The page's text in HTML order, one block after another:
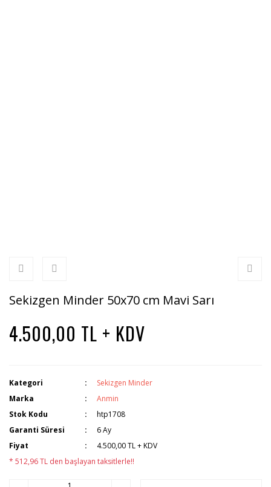
Sekizgen Minder 50x70 cm Mavi Sarı
4.500,00 TL + KDV
Kategori
Sekizgen Minder
Marka
Anmin
Stok Kodu
htp1708
Garanti Süresi
6 Ay
Fiyat
4.500,00 TL + KDV
* 512,96 TL den başlayan taksitlerle!!